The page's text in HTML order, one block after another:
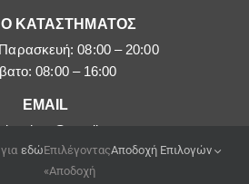
ΚΑΤΑΣΤΗΜΑΤΟΣ
08:00 – 20:00
08:00 – 16:00
EMAIL
εδώΕπιλέγοντας
«Αποδοχή
Αποδοχή Επιλογών